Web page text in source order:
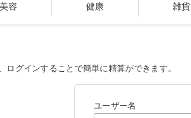
美容 健康 雑貨
ログインすることで簡単に精算ができます。
ユーザー名